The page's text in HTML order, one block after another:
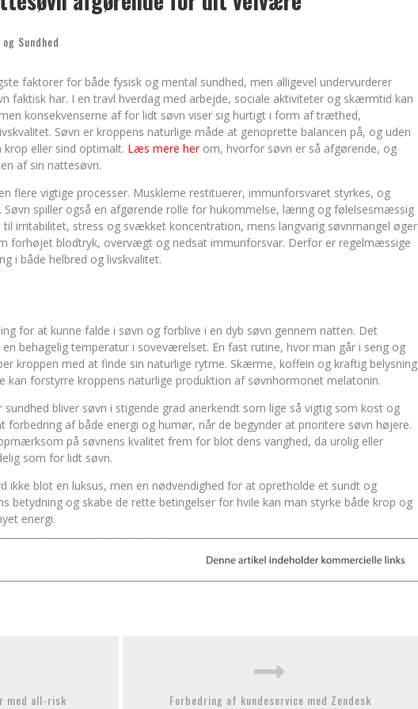
VED KEMISK PEELING TIL HUDFORBEDRING
og Sundhed
faktorer for både fysisk og mental sundhed, men alligevel undervurderer
faktisk har. I en travl hverdag med arbejde, sociale aktiviteter og skærmtid kan
konsekvenserne af for lidt søvn viser sig hurtigt i form af træthed,
Søvn er kroppens naturlige måde at genoprette balancen på, og uden
eller sind optimalt. Læs mere herom, hvorfor søvn er så afgørende, og
af sin nattesøvn.
flere vigtige processer. Musklerne restituerer, immunforsvaret styrkes, og
Søvn spiller også en afgørende rolle for hukommelse, læring og følelsesmæssig
irritabilitet, stress og svækket koncentration, mens langvarig søvnmangel øger
forhøjet blodtryk, overvægt og nedsat immunforsvar. Derfor er regelmæssige
i både helbred og livskvalitet.
for at kunne falde i søvn og forblive i en dyb søvn gennem natten. Det
behagelig temperatur i soveværelset. En fast rutine, hvor man går i seng og
kroppen med at finde sin naturlige rytme. Skærme, koffein og kraftig belysning
kan forstyrre kroppens naturlige produktion af søvnhormonet melatonin.
bliver søvn i stigende grad anerkendt som lige så vigtig som kost og
forbedring af både energi og humør, når de begynder at prioritere søvn højere.
på søvnens kvalitet frem for blot dens varighed, da urolig eller
som for lidt søvn.
ikke blot en luksus, men en nødvendighed for at opretholde et sundt og
betydning og skabe de rette betingelser for hvile kan man styrke både krop og
energi.
med all-risk
Forbedring af kundeservice med Zendesk